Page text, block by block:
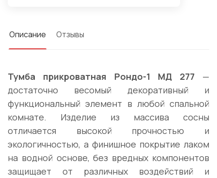
Описание Отзывы
Тумба прикроватная Рондо-1 МД 277 —
достаточно весомый декоративный и
функциональный элемент в любой спальной
комнате. Изделие из массива сосны
отличается высокой прочностью и
экологичностью, а финишное покрытие лаком
на водной основе, без вредных компонентов
защищает от различных воздействий и